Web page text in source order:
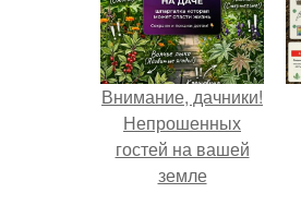
Внимание, дачники!
Непрошенных
гостей на вашей
земле